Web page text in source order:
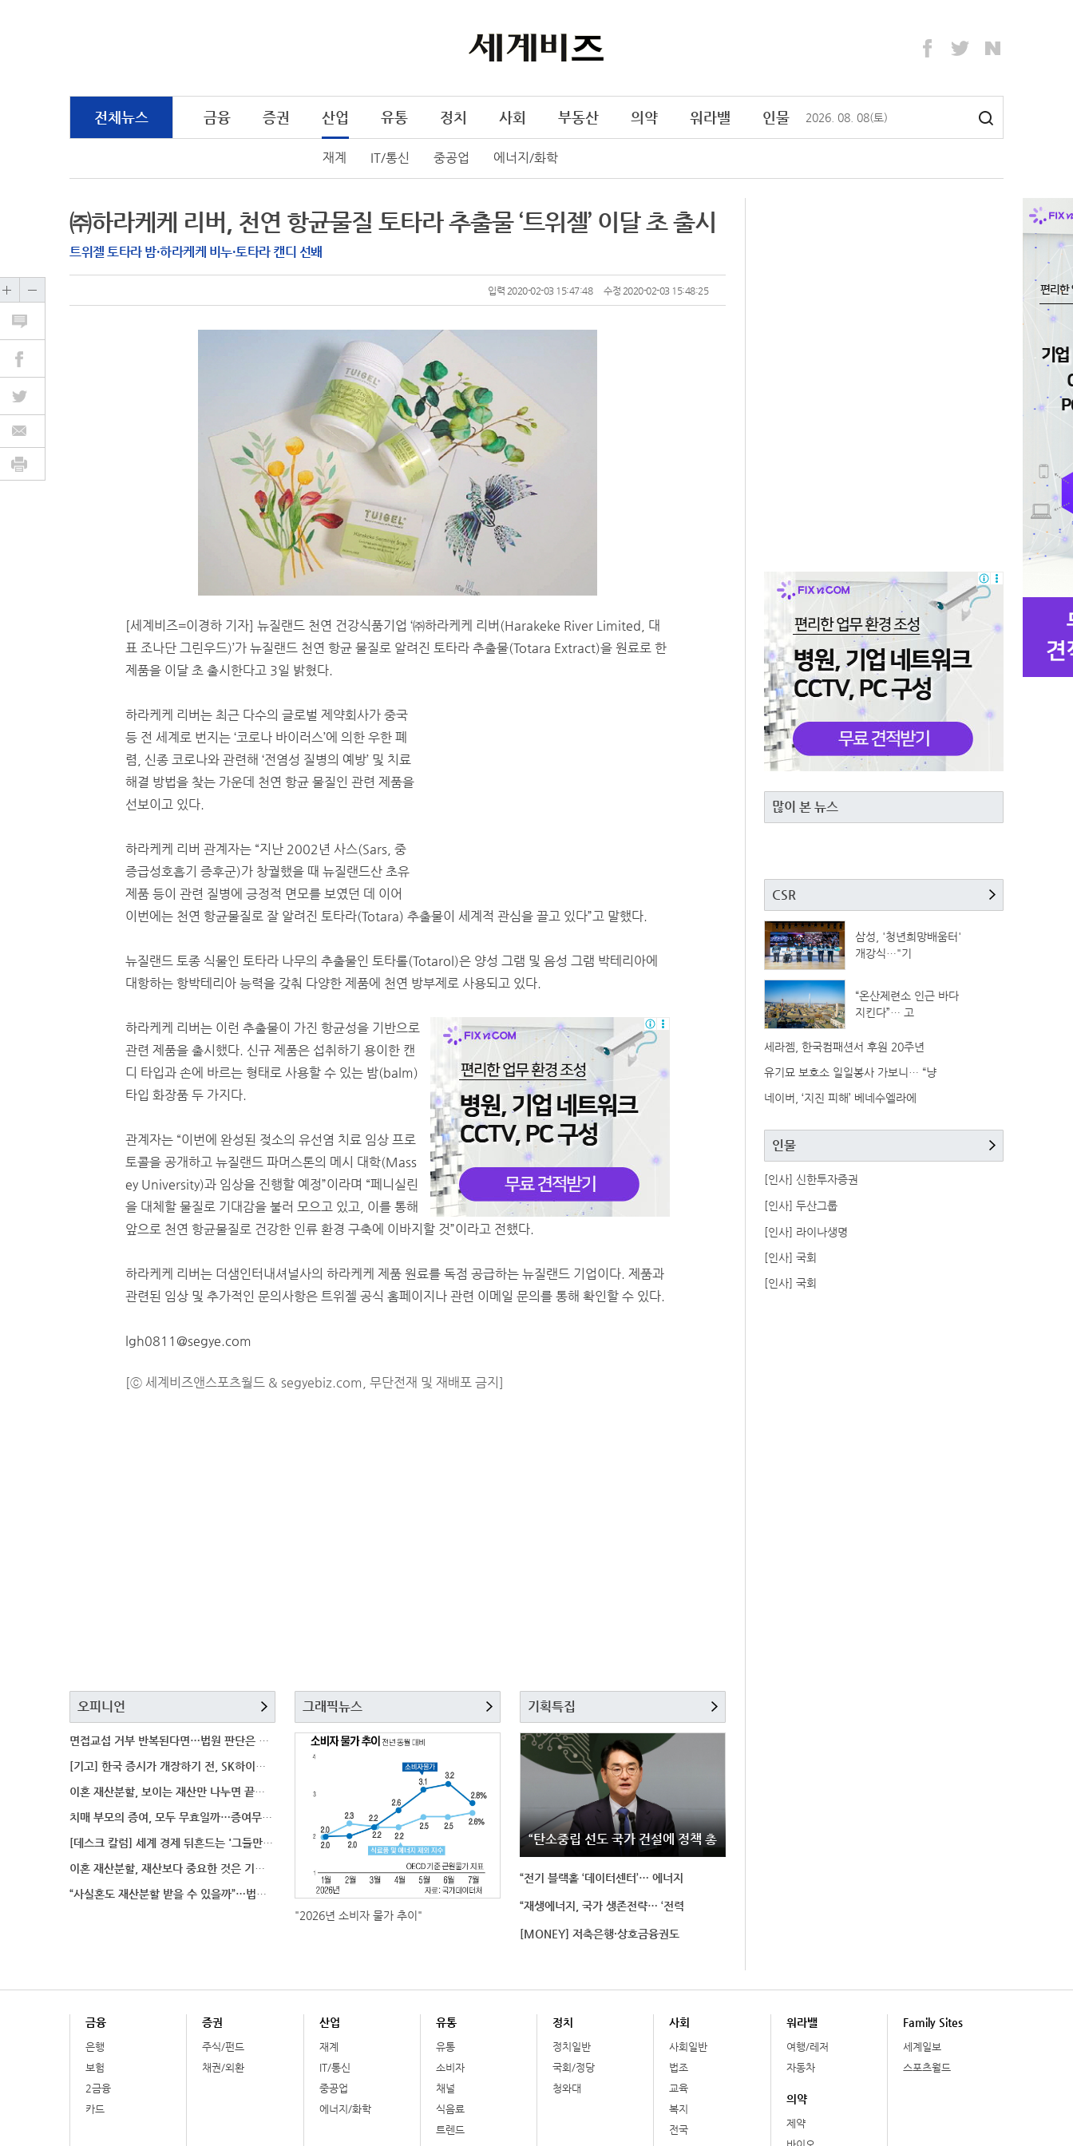
전체뉴스 금융 증권 산업
재계 IT/통신 중공업 에너지/화학
유통 정치 사회 부동산 의약 워라밸 인물 2026 08 08(토)
㈜하라케케 리버, 천연 항균물질 토타라 추출물 ‘트위젤’ 이달 초 출시
트위젤 토타라 밤·하라케케 비누·토타라 캔디 선봬
입력 2020-02-03 15:47:48 수정 2020-02-03 15:48:25
[세계비즈=이경하 기자] 뉴질랜드 천연 건강식품기업 ‘㈜하라케케 리버(Harakeke River Limited, 대
표 조나단 그린우드)’가 뉴질랜드 천연 항균 물질로 알려진 토타라 추출물(Totara Extract)을 원료로 한
제품을 이달 초 출시한다고 3일 밝혔다.
하라케케 리버는 최근 다수의 글로벌 제약회사가 중국
등 전 세계로 번지는 ‘코로나 바이러스’에 의한 우한 폐
렴, 신종 코로나와 관련해 ‘전염성 질병의 예방’ 및 치료
해결 방법을 찾는 가운데 천연 항균 물질인 관련 제품을
선보이고 있다.
하라케케 리버 관계자는 “지난 2002년 사스(Sars, 중
증급성호흡기 증후군)가 창궐했을 때 뉴질랜드산 초유
제품 등이 관련 질병에 긍정적 면모를 보였던 데 이어
이번에는 천연 항균물질로 잘 알려진 토타라(Totara) 추출물이 세계적 관심을 끌고 있다”고 말했다.
뉴질랜드 토종 식물인 토타라 나무의 추출물인 토타롤(Totarol)은 양성 그램 및 음성 그램 박테리아에
대항하는 항박테리아 능력을 갖춰 다양한 제품에 천연 방부제로 사용되고 있다.
하라케케 리버는 이런 추출물이 가진 항균성을 기반으로
관련 제품을 출시했다. 신규 제품은 섭취하기 용이한 캔
디 타입과 손에 바르는 형태로 사용할 수 있는 밤(balm)
타입 화장품 두 가지다.
관계자는 “이번에 완성된 젖소의 유선염 치료 임상 프로
토콜을 공개하고 뉴질랜드 파머스톤의 메시 대학(Mass
ey University)과 임상을 진행할 예정”이라며 “페니실린
을 대체할 물질로 기대감을 불러 모으고 있고, 이를 통해
앞으로 천연 항균물질로 건강한 인류 환경 구축에 이바지할 것”이라고 전했다.
하라케케 리버는 더샘인터내셔널사의 하라케케 제품 원료를 독점 공급하는 뉴질랜드 기업이다. 제품과
관련된 임상 및 추가적인 문의사항은 트위젤 공식 홈페이지나 관련 이메일 문의를 통해 확인할 수 있다.
lgh0811@segye.com
[ⓒ 세계비즈앤스포츠월드 & segyebiz.com, 무단전재 및 재배포 금지]
오피니언
면접교섭 거부 반복된다면…법원 판단은 달라질까
[기고] 한국 증시가 개장하기 전, SK하이닉스 가격은
이혼 재산분할, 보이는 재산만 나누면 끝일까…숨겨진 자
치매 부모의 증여, 모두 무효일까…증여무효 분쟁에서 법
[데스크 칼럼] 세계 경제 뒤흔드는 '그들만의 언어'
이혼 재산분할, 재산보다 중요한 것은 기여도 입증
“사실혼도 재산분할 받을 수 있을까”…법원이 살펴보는
그래픽뉴스
"2026년 소비자 물가 추이"
기획특집
“탄소중립 선도 국가 건설에 정책 총
“전기 블랙홀 ‘데이터센터’… 에너지
“재생에너지, 국가 생존전략… ‘전력
[MONEY] 저축은행·상호금융권도
많이 본 뉴스
CSR
삼성, '청년희망배움터'
개강식…"기
“온산제련소 인근 바다
지킨다”… 고
세라젬, 한국컴패션서 후원 20주년
유기묘 보호소 일일봉사 가보니… “냥
네이버, ‘지진 피해’ 베네수엘라에
인물
[인사] 신한투자증권
[인사] 두산그룹
[인사] 라이나생명
[인사] 국회
[인사] 국회
금융
은행
보험
2금융
카드
증권
주식/펀드
채권/외환
산업
재계
IT/통신
중공업
에너지/화학
유통
유통
소비자
채널
식음료
트렌드
정치
정치일반
국회/정당
청와대
사회
사회일반
법조
교육
복지
전국
워라밸
여행/레저
자동차
의약
제약
Family Sites
세계일보
스포츠월드